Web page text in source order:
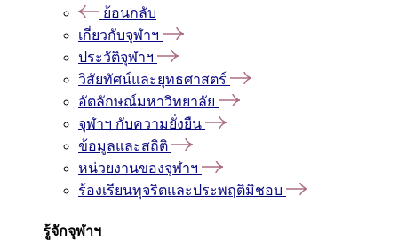
ย้อนกลับ
เกี่ยวกับจุฬาฯ
ประวัติจุฬาฯ
วิสัยทัศน์และยุทธศาสตร์
อัตลักษณ์มหาวิทยาลัย
จุฬาฯ กับความยั่งยืน
ข้อมูลและสถิติ
หน่วยงานของจุฬาฯ
ร้องเรียนทุจริตและประพฤติมิชอบ
รู้จักจุฬาฯ